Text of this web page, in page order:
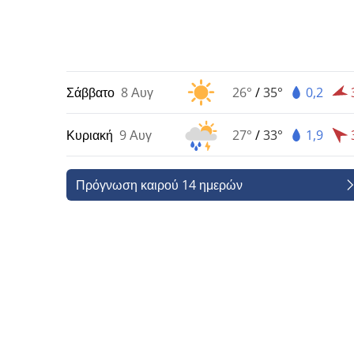
Σάββατο 8 Αυγ 26° /35° 0,2
Κυριακή 9 Αυγ 27° /33° 1,9
Πρόγνωση καιρού 14 ημερών